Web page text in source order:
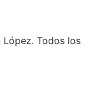
Todos los